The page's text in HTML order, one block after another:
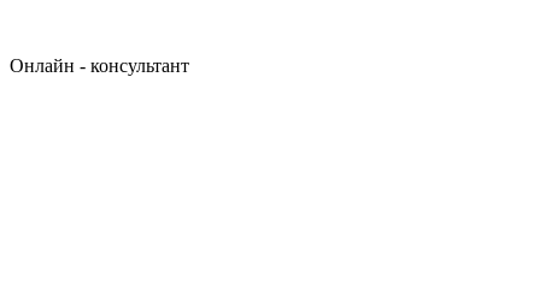
Онлайн - консультант